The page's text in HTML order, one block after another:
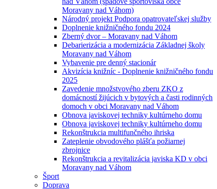
Moravany nad Váhom)
Národný projekt Podpora opatrovateľskej služby
Doplnenie knižničného fondu 2024
Zberný dvor – Moravany nad Váhom
Debarierizácia a modernizácia Základnej školy
Moravany nad Váhom
Vybavenie pre denný stacionár
Akvizícia knižníc - Doplnenie knižničného fondu
2025
Zavedenie množstvového zberu ZKO z
domácností žijúcich v bytových a časti rodinných
domoch v obci Moravany nad Váhom
Obnova javiskovej techniky kultúrneho domu
Obnova javiskovej techniky kultúrneho domu
Rekonštrukcia multifunčného ihriska
Zateplenie obvodového plášťa požiarnej
zbrojnice
Rekonštrukcia a revitalizácia javiska KD v obci
Moravany nad Váhom
Šport
Doprava